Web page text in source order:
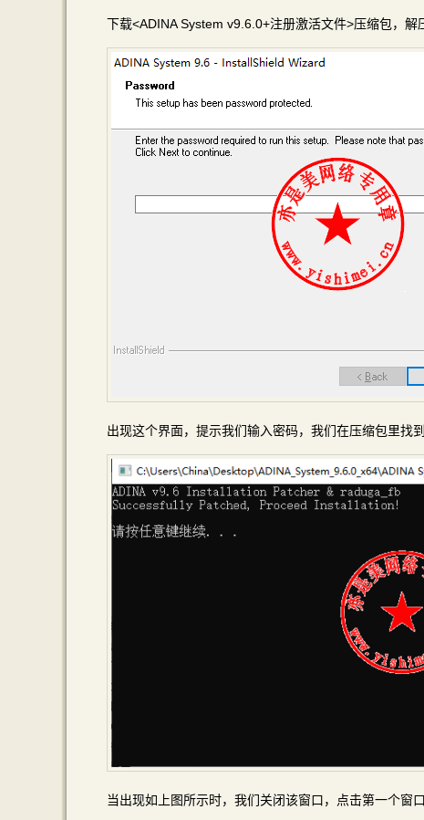
下载<ADINA System v9.6.0+注册激活文件>压缩包，解
出现这个界面，提示我们输入密码，我们在压缩包里找
当出现如上图所示时，我们关闭该窗口，点击第一个窗口